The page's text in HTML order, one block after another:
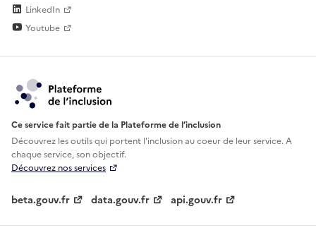
LinkedIn
Youtube
Ce service fait partie de la Plateforme de l’inclusion
Découvrez les outils qui portent l'inclusion aucoeur de leur service. A
chaque service, son objectif.
Découvrez nos services
beta.gouv.fr data.gouv.fr api.gouv.fr